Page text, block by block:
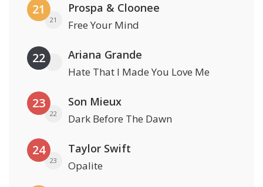
21
21
Prospa & Cloonee
Free Your Mind
22 Ariana Grande
Hate That I Made You Love Me
23
22
Son Mieux
Dark Before The Dawn
24
23
Taylor Swift
Opalite